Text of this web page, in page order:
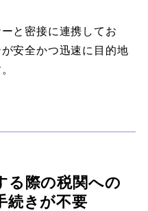
と密接に連携してお
安全かつ迅速に目的地
る際の税関への
続きが不要